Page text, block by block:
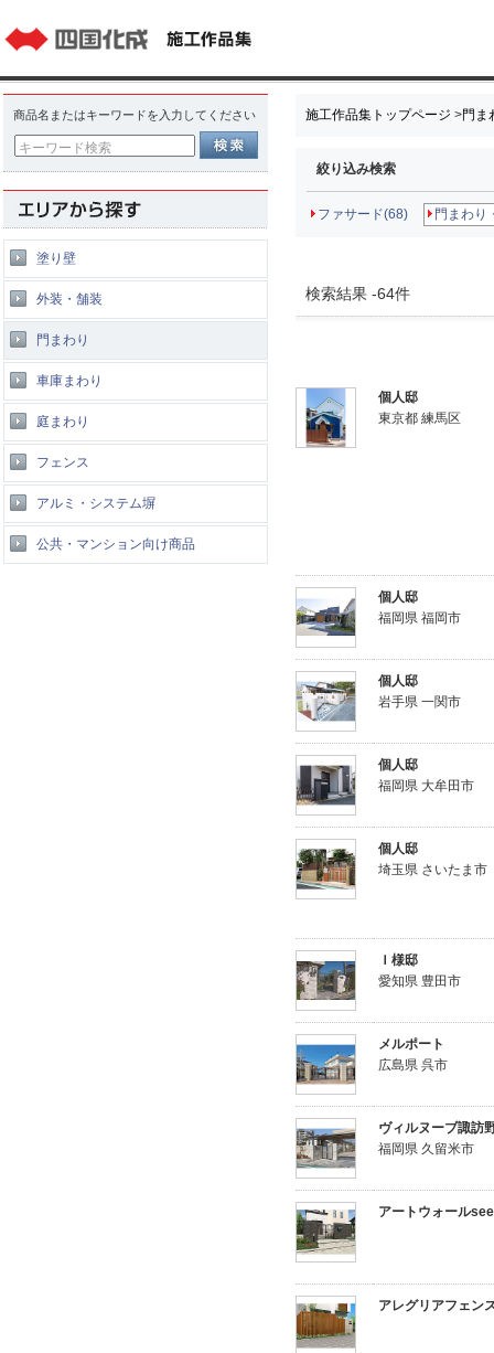
商品名またはキーワードを入力してください
キーワード検索
塗り壁
外装・舗装
門まわり
車庫まわり
庭まわり
フェンス
アルミ・システム塀
公共・マンション向け商品
施工作品集トップページ >門ま
絞り込み検索
ファサード(68) 門まわり
検索結果 -64件
個人邸
東京都 練馬区
個人邸
福岡県 福岡市
個人邸
岩手県 一関市
個人邸
福岡県 大牟田市
個人邸
埼玉県 さいたま市
Ｉ様邸
愛知県 豊田市
メルポート
広島県 呉市
ヴィルヌーブ諏訪
福岡県 久留米市
アートウォール
アレグリアフェン